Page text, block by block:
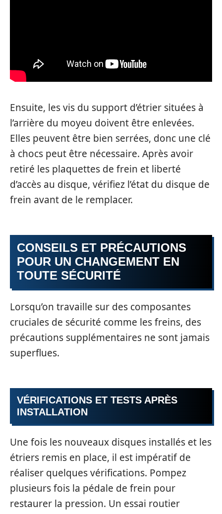
Ensuite, les vis du support d’étrier situées à
l’arrière du moyeu doivent être enlevées.
Elles peuvent être bien serrées, donc une clé
à chocs peut être nécessaire. Après avoir
retiré les plaquettes de frein et liberté
d’accès au disque, vérifiez l’état du disque de
frein avant de le remplacer.
CONSEILS ET PRÉCAUTIONS
POUR UN CHANGEMENT EN
TOUTE SÉCURITÉ
Lorsqu’on travaille sur des composantes
cruciales de sécurité comme les freins, des
précautions supplémentaires ne sont jamais
superflues.
VÉRIFICATIONS ET TESTS APRÈS
INSTALLATION
Une fois les nouveaux disques installés et les
étriers remis en place, il est impératif de
réaliser quelques vérifications. Pompez
plusieurs fois la pédale de frein pour
restaurer la pression. Un essai routier